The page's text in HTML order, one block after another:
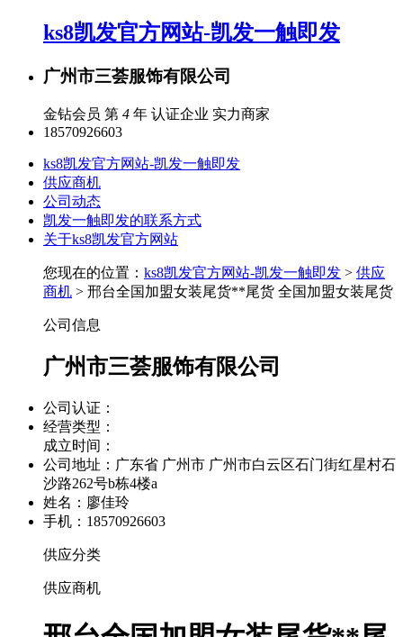
ks8凯发官方网站-凯发一触即发
广州市三荟服饰有限公司
金钻会员 第 4 年 认证企业 实力商家
18570926603
ks8凯发官方网站-凯发一触即发
供应商机
公司动态
凯发一触即发的联系方式
关于ks8凯发官方网站
您现在的位置： ks8凯发官方网站-凯发一触即发 > 供应
商机 > 邢台全国加盟女装尾货**尾货 全国加盟女装尾货
公司信息
广州市三荟服饰有限公司
公司认证：
经营类型：
成立时间：
公司地址： 广东省 广州市 广州市白云区石门街红星村石
沙路262号b栋4楼a
姓名：廖佳玲
手机：18570926603
供应分类
供应商机